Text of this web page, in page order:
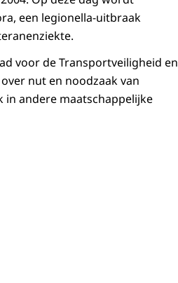
een legionella-uitbraak
voor de Transportveiligheid en
nut en noodzaak van
in andere maatschappelijke